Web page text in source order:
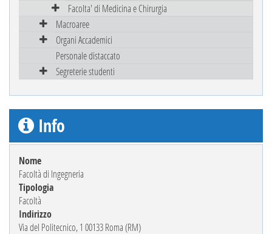
Facolta' di Medicina e Chirurgia
Macroaree
Organi Accademici
Personale distaccato
Segreterie studenti
Info
Nome
Facoltà di Ingegneria
Tipologia
Facoltà
Indirizzo
Via del Politecnico, 1 00133 Roma (RM)